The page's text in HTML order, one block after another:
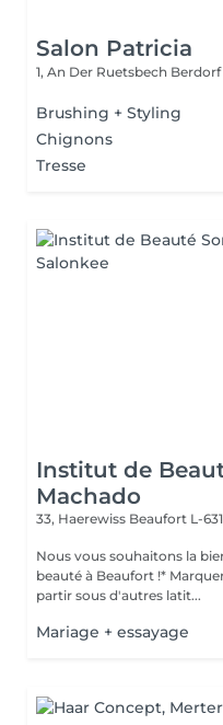
Salon Patricia
1, An Der Ruetsbech Berdorf
Brushing + Styling
Chignons
Tresse
Institut de
Machado
33, Haerewiss Beaufort L-
Nous vous souhaitons la
beauté à Beaufort !* Marquer une pause beauté et bien-être,
partir sous d'autres latit...
Mariage + essayage